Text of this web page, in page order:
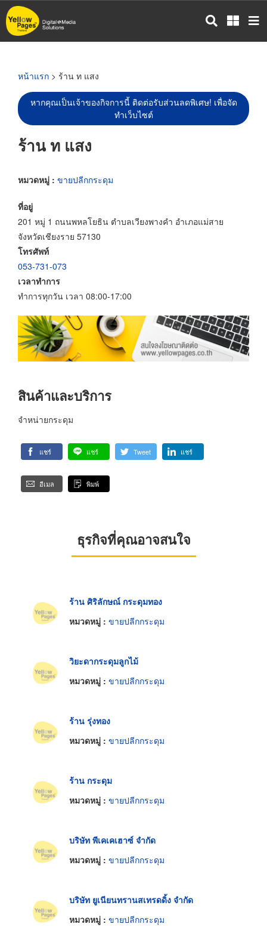
ข้าม
ไป
หน้าแรก > ร้าน ท แสง
หากคุณเป็นเจ้าของกิจการนี้ ติดต่อรับส่วนลดพิเศษ! เพื่อจัด
ทำเว็บไซต์
ร้าน ท แสง
หมวดหมู่ : ขายปลีกกระดุม
ที่อยู่
201 หมู่ 1 ถนนพหลโยธิน ตำบลเวียงพางคำ อำเภอแม่สาย
จังหวัดเชียงราย 57130
โทรศัพท์
053-731-073
เวลาทำการ
ทำการทุกวัน เวลา 08:00-17:00
สินค้าและบริการ
จำหน่ายกระดุม
แชร์ แชร์ Tweet แชร์
อีเมล พิมพ์
ธุรกิจที่คุณอาจสนใจ
ร้าน ศิริลักษณ์ กระดุมทอง
หมวดหมู่ : ขายปลีกกระดุม
วิยะดากระดุมลูกไม้
หมวดหมู่ : ขายปลีกกระดุม
ร้าน รุ่งทอง
หมวดหมู่ : ขายปลีกกระดุม
ร้าน กระดุม
หมวดหมู่ : ขายปลีกกระดุม
บริษัท พีเคเคเฮาซ์ จำกัด
หมวดหมู่ : ขายปลีกกระดุม
บริษัท ยูเนียนทรานสเทรดดิ้ง จำกัด
หมวดหมู่ : ขายปลีกกระดุม